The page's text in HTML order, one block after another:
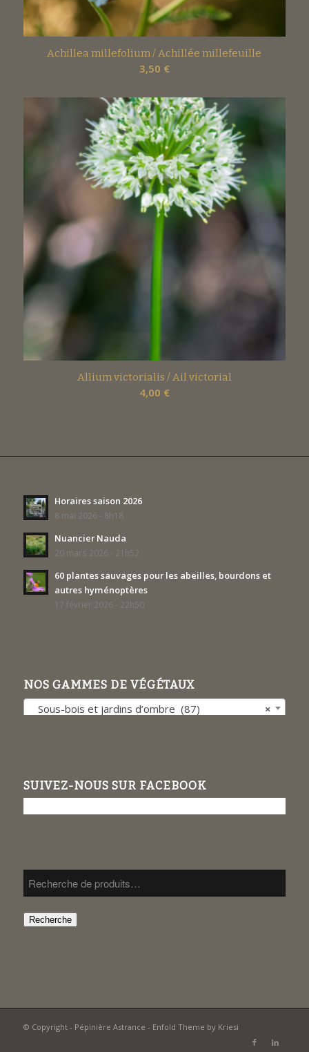
Achillea millefolium / Achillée millefeuille
3,50 €
Allium victorialis / Ail victorial
4,00 €
Horaires saison 2026
8 mai 2026 - 8h18
Nuancier Nauda
20 mars 2026 - 21h52
60 plantes sauvages pour les abeilles, bourdons et
autres hyménoptères
17 février 2026 - 22h50
NOS GAMMES DE VÉGÉTAUX
×
Sous-bois et jardins d’ombre (87)
SUIVEZ-NOUS SUR FACEBOOK
Recherche
© Copyright - Pépinière Astrance - Enfold Theme by Kriesi